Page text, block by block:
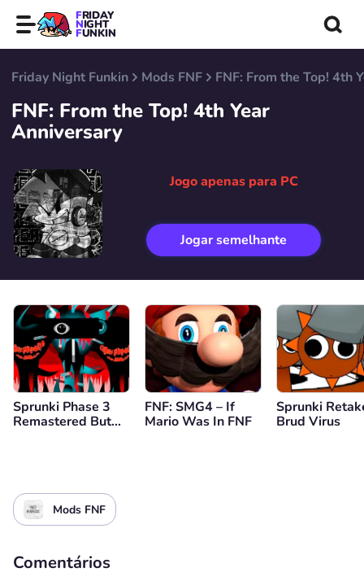
FRIDAY
NIGHT
FUNKIN
Friday Night Funkin Mods FNF FNF: From the Top! 4th
FNF: From the Top! 4th Year
Anniversary
Jogo apenas para PC
Jogar semelhante
Sprunki Phase 3
Remastered But
FNF: SMG4 – If
Mario Was In FNF
Sprunki
Brud Virus
Mods FNF
Comentários